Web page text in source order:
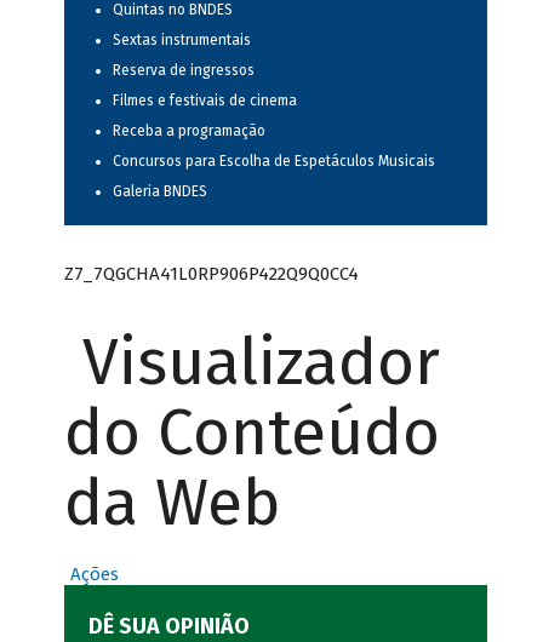
Quintas no BNDES
Sextas instrumentais
Reserva de ingressos
Filmes e festivais de cinema
Receba a programação
Concursos para Escolha de Espetáculos Musicais
Galeria BNDES
Z7_7QGCHA41L0RP906P422Q9Q0CC4
Visualizador
do Conteúdo
da Web
Ações
DÊ SUA OPINIÃO